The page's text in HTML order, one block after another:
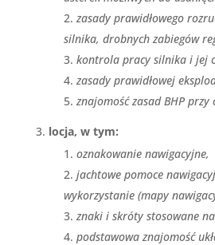
zasady prawidłowego
silnika, drobnych zabiegów
kontrola pracy silnika i jej
zasady prawidłowej
znajomość zasad BHP przy
locja, w tym:
oznakowanie nawigacyjne,
jachtowe pomoce
wykorzystanie (mapy
znaki i skróty stosowane
podstawowa znajomość